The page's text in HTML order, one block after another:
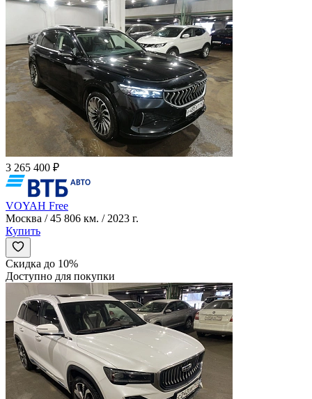
3 265 400 ₽
VOYAH Free
Москва / 45 806 км. / 2023 г.
Купить
Скидка до 10%
Доступно для покупки